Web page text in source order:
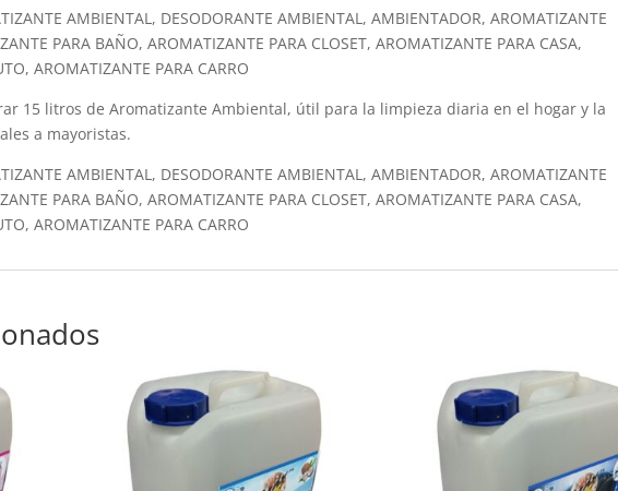
AMBIENTAL, DESODORANTE AMBIENTAL, AMBIENTADOR, AROMATIZANTE
PARA BAÑO, AROMATIZANTE PARA CLOSET, AROMATIZANTE PARA CASA,
AROMATIZANTE PARA CARRO
15 litros de Aromatizante Ambiental, útil para la limpieza diaria en el hogar y la
a mayoristas.
AMBIENTAL, DESODORANTE AMBIENTAL, AMBIENTADOR, AROMATIZANTE
PARA BAÑO, AROMATIZANTE PARA CLOSET, AROMATIZANTE PARA CASA,
AROMATIZANTE PARA CARRO